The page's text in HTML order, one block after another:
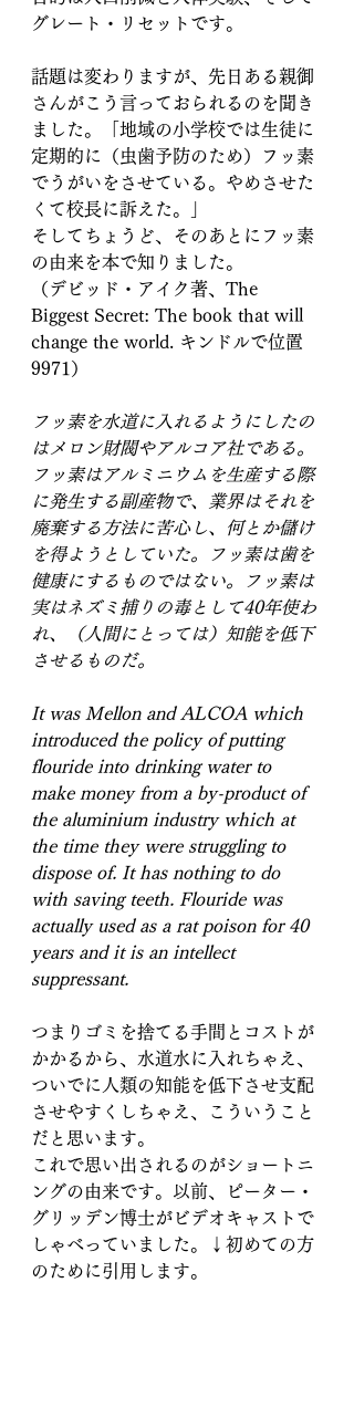
グレート・リセットです。
話題は変わりますが、先日ある親御
さんがこう言っておられるのを聞き
ました。「地域の小学校では生徒に
定期的に（虫歯予防のため）フッ素
でうがいをさせている。やめさせた
くて校長に訴えた。」
そしてちょうど、そのあとにフッ素
の由来を本で知りました。
（デビッド・アイク著、The
Biggest Secret: The book that will
change the world. キンドルで位置
9971）
フッ素を水道に入れるようにしたの
はメロン財閥やアルコア社である。
フッ素はアルミニウムを生産する際
に発生する副産物で、業界はそれを
廃棄する方法に苦心し、何とか儲け
を得ようとしていた。フッ素は歯を
健康にするものではない。フッ素は
実はネズミ捕りの毒として40年使わ
れ、（人間にとっては）知能を低下
させるものだ。
It was Mellon and ALCOA which
introduced the policy of putting
flouride into drinking water to
make money from a by-product of
the aluminium industry which at
the time they were struggling to
dispose of. It has nothing to do
with saving teeth. Flouride was
actually used as a rat poison for 40
years and it is an intellect
suppressant.
つまりゴミを捨てる手間とコストが
かかるから、水道水に入れちゃえ、
ついでに人類の知能を低下させ支配
させやすくしちゃえ、こういうこと
だと思います。
これで思い出されるのがショートニ
ングの由来です。以前、ピーター・
グリッデン博士がビデオキャストで
しゃべっていました。↓初めての方
のために引用します。